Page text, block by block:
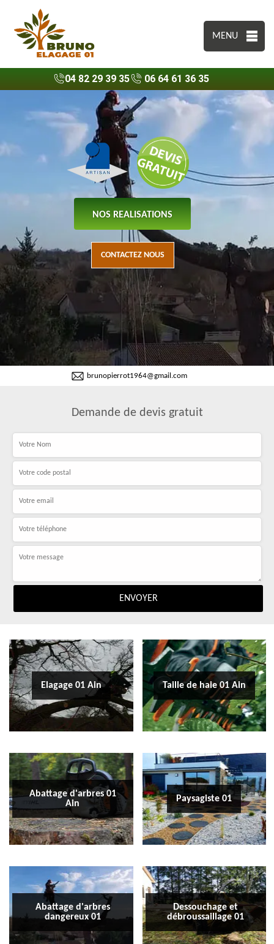
MENU
04 82 29 39 35 06 64 61 36 35
NOS REALISATIONS
CONTACTEZ NOUS
brunopierrot1964@gmail.com
Demande de devis gratuit
Elagage 01 Ain Taille de haie 01 Ain
Abattage d'arbres 01
Ain
Paysagiste 01
Abattage d'arbres
dangereux 01
Dessouchage et
débroussaillage 01